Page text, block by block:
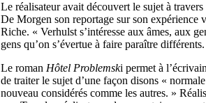
Le réalisateur avait découvert le sujet à
De Morgen son reportage sur son expérience
Riche. « Verhulst s’intéresse aux âmes, aux
gens qu’on s’évertue à faire paraître
Le roman Hôtel Problemski permet à
de traiter le sujet d’une façon disons «
nouveau considérés comme les autres. »